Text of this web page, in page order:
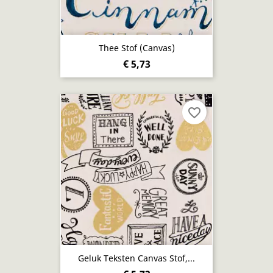
Thee Stof (canvas)
€ 5,73
Geluk Teksten Canvas Stof,...
favorite_border